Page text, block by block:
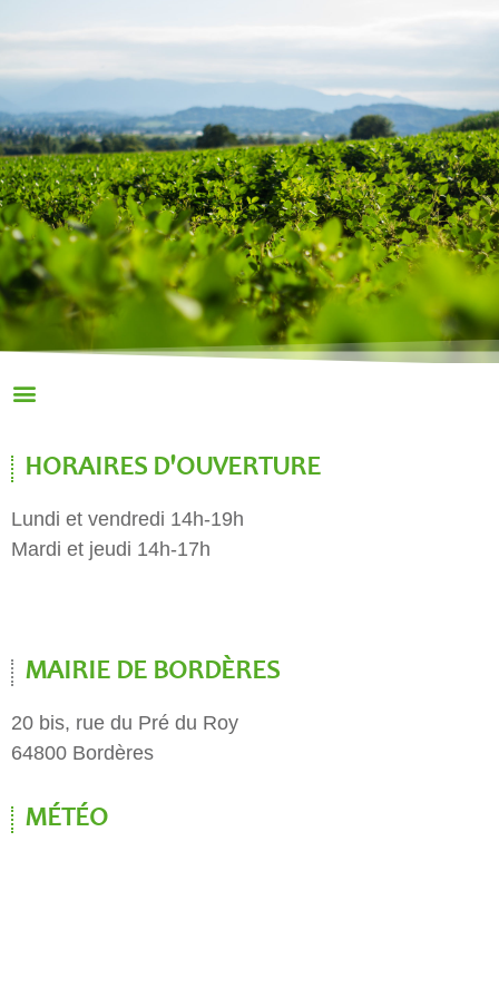
HORAIRES D'OUVERTURE
Lundi et vendredi 14h-19h
Mardi et jeudi 14h-17h
MAIRIE DE BORDÈRES
20 bis, rue du Pré du Roy
64800 Bordères
MÉTÉO